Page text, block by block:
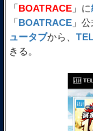
「BOATRACE 」に
「BOATRACE 」
ュータブから、
きる。